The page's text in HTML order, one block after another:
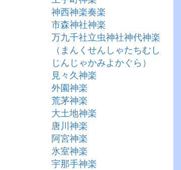
神西神楽奏楽
市森神社神楽
万九千社立虫神社神代神楽
（まんくせんしゃたちむし
じんじゃかみよかぐら）
見々久神楽
外園神楽
荒茅神楽
大土地神楽
唐川神楽
阿宮神楽
氷室神楽
宇那手神楽